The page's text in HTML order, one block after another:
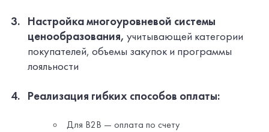
Настройка многоуровневой системы
ценообразования, учитывающей категории
покупателей, объемы закупок и программы
лояльности
Реализация гибких способов оплаты:
Для B2B — оплата по счету